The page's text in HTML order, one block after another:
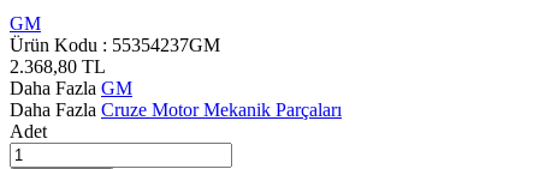
GM
Ürün Kodu : 55354237GM
2.368,80 TL
Daha Fazla GM
Daha Fazla Cruze Motor Mekanik Parçaları
Adet